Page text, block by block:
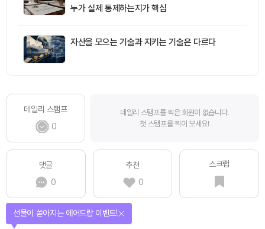
누가 실제 통제하는지가 핵심
자산을 모으는 기술과 지키는 기술은 다르다
데일리 스탬프
0
데일리 스탬프를 찍은 회원이 없습니다.
첫 스탬프를 찍어 보세요!
댓글
0
추천
0
스크랩
퀴즈풀고 선물 받자!